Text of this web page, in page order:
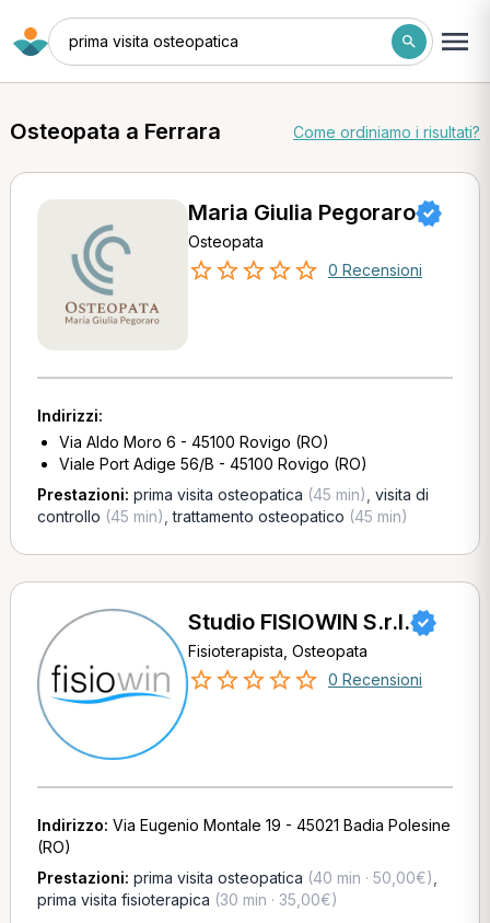
prima visita osteopatica
Osteopata a Ferrara Come ordiniamo i risultati?
Maria Giulia Pegoraro
Osteopata
0 Recensioni
Indirizzi:
Via Aldo Moro 6 - 45100 Rovigo (RO)
Viale Port Adige 56/B - 45100 Rovigo (RO)
Prestazioni: prima visita osteopatica (45 min) visita di
controllo (45 min) ,trattamento osteopatico (45 min)
Studio FISIOWIN S.r.l.
Fisioterapista, Osteopata
0 Recensioni
Indirizzo: Via Eugenio Montale 19 - 45021 Badia Polesine
(RO)
Prestazioni: prima visita osteopatica (40 min · 50,00€)
prima visita fisioterapica (30 min · 35,00€)